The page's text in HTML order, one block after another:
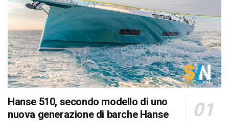
Hanse 510, secondo modello di uno
nuova generazione di barche Hanse